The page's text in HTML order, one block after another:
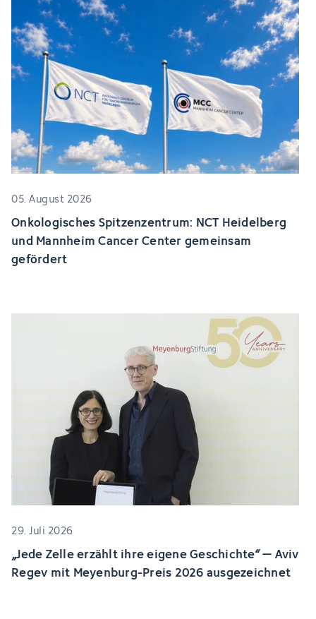
05. August 2026
Onkologisches Spitzenzentrum: NCT Heidelberg
und Mannheim Cancer Center gemeinsam
gefördert
29. Juli 2026
„Jede Zelle erzählt ihre eigene Geschichte“ – Aviv
Regev mit Meyenburg-Preis 2026 ausgezeichnet